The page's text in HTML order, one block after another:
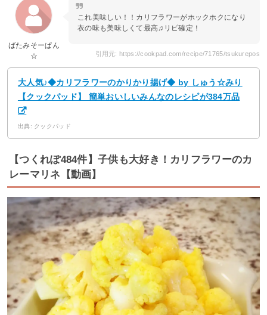
ばたみそーぱん
☆
これ美味しい！！カリフラワーがホックホクになり
衣の味も美味しくて最高♫リピ確定！
引用元: https://cookpad.com/recipe/71765/tsukurepos
大人気♪◆カリフラワーのかりかり揚げ◆ by しゅう☆みり
【クックパッド】 簡単おいしいみんなのレシピが384万品
出典: クックパッド
【つくれぽ484件】子供も大好き！カリフラワーのカ
レーマリネ【動画】